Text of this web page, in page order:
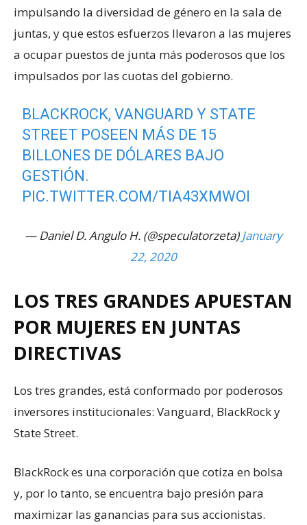
impulsando la diversidad de género en la sala de
juntas, y que estos esfuerzos llevaron a las mujeres
a ocupar puestos de junta más poderosos que los
impulsados ​​​​por las cuotas del gobierno.
BLACKROCK, VANGUARD Y STATE
STREET POSEEN MÁS DE 15
BILLONES DE DÓLARES BAJO
GESTIÓN.
PIC.TWITTER.COM/TIA43XMWOI
— Daniel D. Angulo H. (@speculatorzeta)January
22, 2020
LOS TRES GRANDES APUESTAN
POR MUJERES EN JUNTAS
DIRECTIVAS
Los tres grandes, está conformado por poderosos
inversores institucionales: Vanguard, BlackRock y
State Street.
BlackRock es una corporación que cotiza en bolsa
y, por lo tanto, se encuentra bajo presión para
maximizar las ganancias para sus accionistas.